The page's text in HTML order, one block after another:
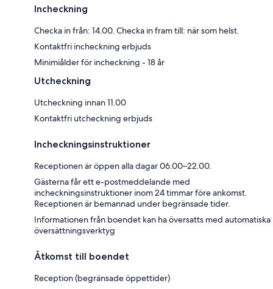
Incheckning
Checka in från: 14.00. Checka in fram till: när som helst.
Kontaktfri incheckning erbjuds
Minimiålder för incheckning - 18 år
Utcheckning
Utcheckning innan 11.00
Kontaktfri utcheckning erbjuds
Incheckningsinstruktioner
Receptionen är öppen alla dagar 06.00–22.00.
Gästerna får ett e-postmeddelande med
incheckningsinstruktioner inom 24 timmar före ankomst.
Receptionen är bemannad under begränsade tider.
Informationen från boendet kan ha översatts med automatiska
översättningsverktyg
Åtkomst till boendet
Reception (begränsade öppettider)